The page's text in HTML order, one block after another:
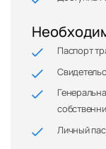
Паспорт
Личный